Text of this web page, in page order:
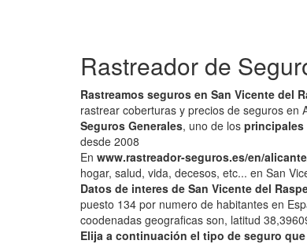
Rastreador de
Rastreamos seguros en San Vicente del
rastrear coberturas y precios de seguros en
Seguros Generales, uno de los principales
desde 2008
En www.rastreador-seguros.es/en/
hogar, salud, vida, decesos, etc... en San
Datos de interes de San Vicente del
puesto 134 por numero de habitantes en
coodenadas geograficas son, latitud
Elija a continuación el tipo de seguro